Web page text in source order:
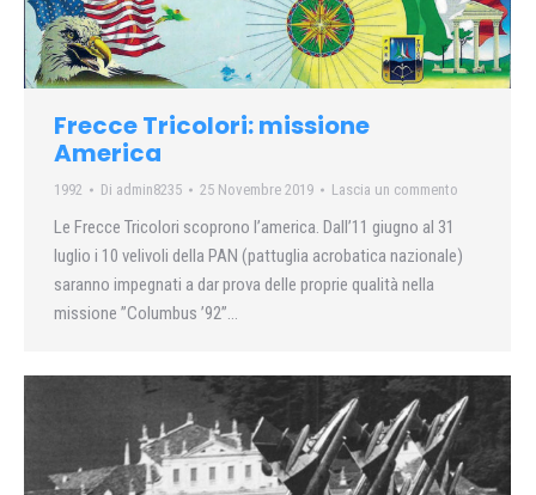
Frecce Tricolori: missione
America
1992 Di admin8235 25 Novembre 2019 Lascia un commento
Le Frecce Tricolori scoprono l’america. Dall’11 giugno al 31
luglio i 10 velivoli della PAN (pattuglia acrobatica nazionale)
saranno impegnati a dar prova delle proprie qualità nella
missione ”Columbus ’92”…